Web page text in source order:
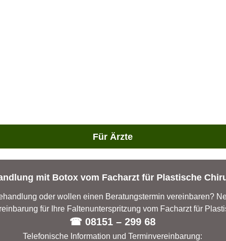
Für Ärzte
mit Botox vom Facharzt für Plastische
oder wollen einen Beratungstermin vereinbaren?
für Ihre Faltenunterspritzung vom Facharzt für
☎ 08151 – 299 68
Telefonische Information und Terminvereinbarung: